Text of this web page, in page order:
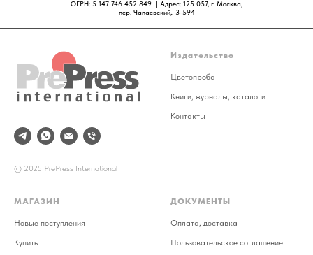
ОГРН: 5 147 746 452 849 | Адрес: 125 057, г. Москва,
пер. Чапаевский,. 3-594
© 2025 PrePress International
Издательство
Цветопроба
Книги, журналы, каталоги
Контакты
МАГАЗИН
Новые поступления
Купить
ДОКУМЕНТЫ
Оплата, доставка
Пользовательское соглашение